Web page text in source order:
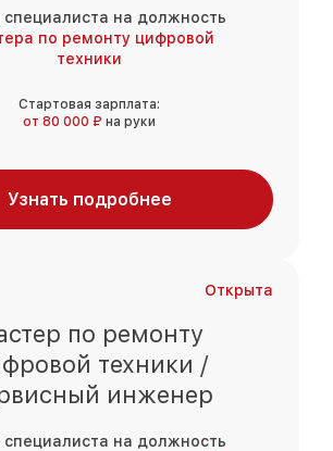
на должность
по ремонту цифровой
техники
Стартовая зарплата:
от 80 000 ₽ на руки
Узнать подробнее
Открыта
по ремонту
техники /
инженер
на должность